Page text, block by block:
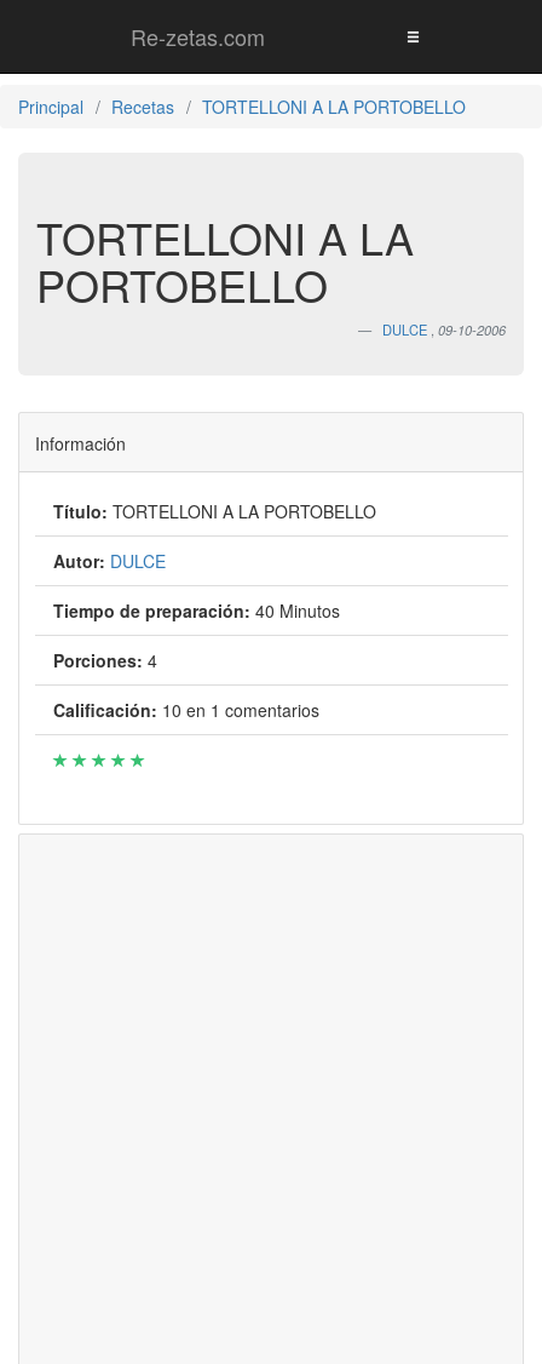
Re-zetas.com
Principal Recetas TORTELLONI A LA PORTOBELLO
TORTELLONI A LA
PORTOBELLO
DULCE 09-10-2006
Información
Título: TORTELLONI A LA PORTOBELLO
Autor: DULCE
Tiempo de preparación: 40 Minutos
Porciones: 4
Calificación: 10 en 1 comentarios